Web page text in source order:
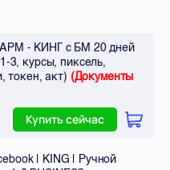
- КИНГ с БМ 20 дней
3, курсы, пиксель,
токен, акт) (Документы
Купить сейчас
| KING | Ручной
(шт)